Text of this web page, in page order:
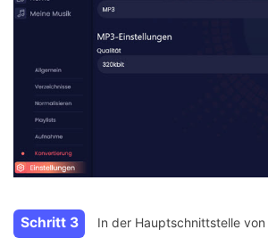
Schritt 3
In der Hauptschnittstelle